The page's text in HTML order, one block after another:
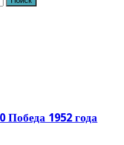
Победа 1952 года